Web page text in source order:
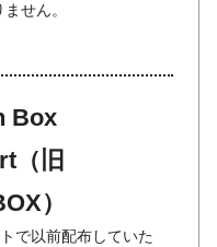
せん。
Box
（旧
）
で以前配布していた